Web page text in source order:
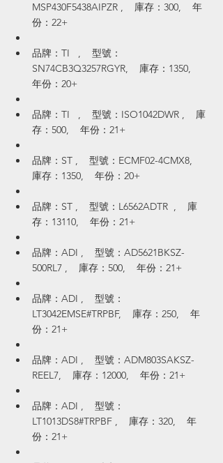
MSP430F5438AIPZR ,    庫存：300,    年
份：22+
品牌：TI   ,    型號：
SN74CB3Q3257RGYR,    庫存：1350,
年份：20+
品牌：TI   ,    型號：ISO1042DWR ,    庫
存：500,    年份：21+
品牌：ST ,    型號：ECMF02-4CMX8,
庫存：1350,    年份：20+
品牌：ST ,    型號：L6562ADTR  ,    庫
存：13110,    年份：21+
品牌：ADI ,    型號：AD5621BKSZ-
500RL7 ,    庫存：500,    年份：21+
品牌：ADI ,    型號：
LT3042EMSE#TRPBF,    庫存：250,    年
份：21+
品牌：ADI ,    型號：ADM803SAKSZ-
REEL7,    庫存：12000,    年份：21+
品牌：ADI ,    型號：
LT1013DS8#TRPBF ,    庫存：320,    年
份：21+